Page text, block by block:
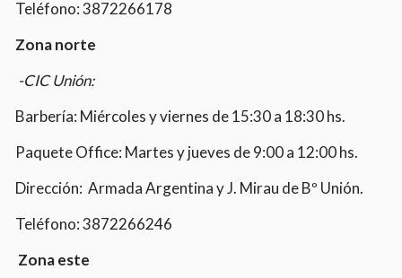
Teléfono: 3872266178
Zona norte
-CIC Unión:
Barbería: Miércoles y viernes de 15:30 a 18:30 hs.
Paquete Office: Martes y jueves de 9:00 a 12:00 hs.
Dirección: Armada Argentina y J. Mirau de Bº Unión.
Teléfono: 3872266246
Zona este